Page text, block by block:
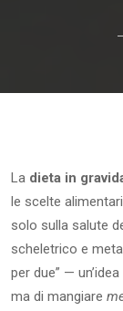
La dieta in
le scelte
solo sulla salute
scheletrico e
per due” —
ma di mangiare